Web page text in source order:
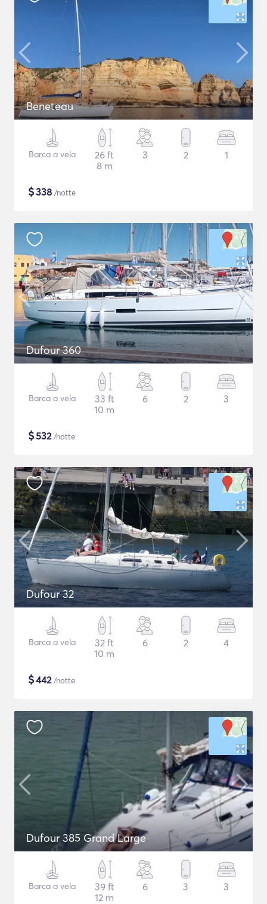
Beneteau
Barca a vela
26 ft
8 m
3 2 1
$338 /notte
Dufour 360
Barca a vela
33 ft
10 m
6 2 3
$532/notte
Dufour 32
Barca a vela
32 ft
10 m
6 2 4
$442/notte
Dufour 385 Grand Large
Barca a vela
39 ft
12 m
6 3 3